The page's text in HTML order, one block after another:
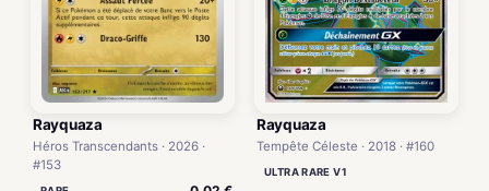
Rayquaza
Héros Transcendants · 2026 ·
#153
Rayquaza
Tempête Céleste · 2018 · #160
ULTRA RARE V1